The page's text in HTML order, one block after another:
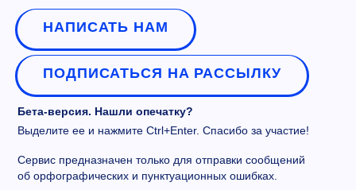
НАПИСАТЬ НАМ
ПОДПИСАТЬСЯ НА РАССЫЛКУ
Бета-версия. Нашли опечатку?
Выделите ее и нажмите Ctrl+Enter. Спасибо за участие!
Сервис предназначен только для отправки сообщений
об орфографических и пунктуационных ошибках.